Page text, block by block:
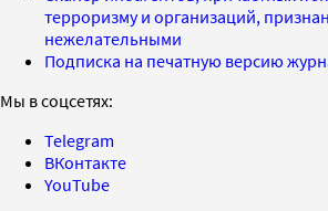
терроризму и организаций,
нежелательными
Подписка на печатную версию
Мы в соцсетях:
Telegram
ВКонтакте
YouTube